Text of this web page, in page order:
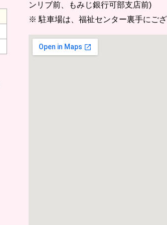
ンリブ前、もみじ銀行可部支店前)
※ 駐車場は、福祉センター裏手にござ